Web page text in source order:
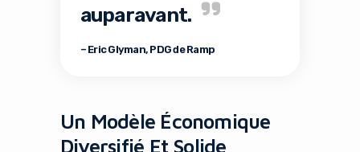
auparavant.
– Eric Glyman, PDG de Ramp
Un Modèle Économique
Diversifié Et Solide